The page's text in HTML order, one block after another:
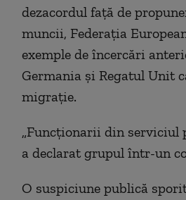
dezacordul față de
muncii, Federația
exemple de încercări
Germania și Regatul Unit
migrație.
„Funcționarii din serviciul
a declarat grupul într-un
O suspiciune publică